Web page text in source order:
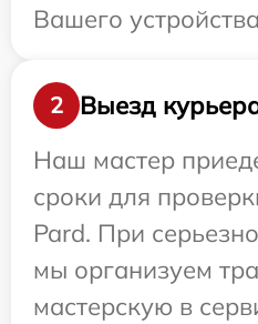
Вашего
2
Выезд
Наш мастер
сроки для
Pard. При
мы организуем
мастерскую в